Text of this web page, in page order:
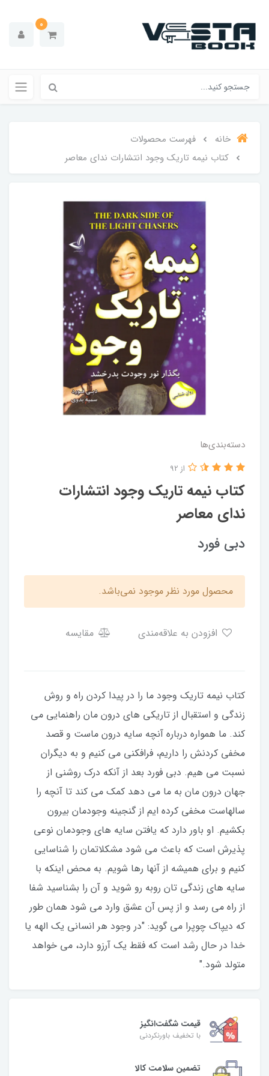
0
خانه
فهرست محصولات
کتاب نیمه تاریک وجود انتشارات ندای معاصر
دسته‌بندی‌ها
کتاب نیمه تاریک وجود انتشارات
ندای معاصر
از 92
دبی فورد
محصول مورد نظر موجود نمی‌باشد.
مقایسه
کتاب نیمه تاریک وجود ما را در پیدا کردن راه و روش
زندگی و استقبال از تاریکی های درون مان راهنمایی می
کند. ما همواره درباره آنچه سایه درون ماست و قصد
مخفی کردنش را داریم، فرافکنی می کنیم و به دیگران
نسبت می هیم. دبی فورد بعد از آنکه درک روشنی از
جهان درون مان به ما می دهد کمک می کند تا آنچه را
سالهاست مخفی کرده ایم از گنجینه وجودمان بیرون
بکشیم. او باور دارد که یافتن سایه های وجودمان نوعی
پذیرش است که باعث می شود مشکلاتمان را شناسایی
کنیم و برای همیشه از آنها رها شویم. به محض اینکه با
سایه های زندگی تان روبه رو شوید و آن را بشناسید شفا
از راه می رسد و از پس آن عشق وارد می شود همان طور
که دیپاک چوپرا می گوید: "در وجود هر انسانی یک الهه یا
خدا در حال رشد است که فقط یک آرزو دارد، می خواهد
متولد شود."
قیمت شگفت‌انگیز
با تخفیف باورنکردنی
تضمین سلامت کالا